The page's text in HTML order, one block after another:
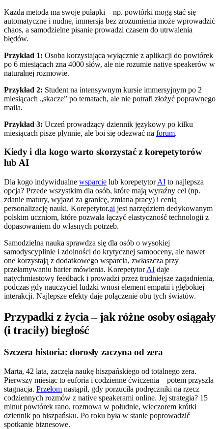
Każda metoda ma swoje pułapki – np. powtórki mogą stać się
automatyczne i nudne, immersja bez zrozumienia może wprowadzić
chaos, a samodzielne pisanie prowadzi czasem do utrwalenia
błędów.
Przykład 1: Osoba korzystająca wyłącznie z aplikacji do powtórek
po 6 miesiącach zna 4000 słów, ale nie rozumie native speakerów w
naturalnej rozmowie.
Przykład 2: Student na intensywnym kursie immersyjnym po 2
miesiącach „skacze” po tematach, ale nie potrafi złożyć poprawnego
maila.
Przykład 3: Uczeń prowadzący dziennik językowy po kilku
miesiącach pisze płynnie, ale boi się odezwać na forum.
Kiedy i dla kogo warto skorzystać z korepetytorów
lub AI
Dla kogo indywidualne wsparcie lub korepetytorAI to najlepsza
opcja? Przede wszystkim dla osób, które mają wyraźny cel (np.
zdanie matury, wyjazd za granicę, zmiana pracy) i cenią
personalizację nauki. Korepetytor.ai jest narzędziem dedykowanym
polskim uczniom, które pozwala łączyć elastyczność technologii z
dopasowaniem do własnych potrzeb.
Samodzielna nauka sprawdza się dla osób o wysokiej
samodyscyplinie i zdolności do krytycznej samooceny, ale nawet
one korzystają z dodatkowego wsparcia, zwłaszcza przy
przełamywaniu barier mówienia. KorepetytorAI daje
natychmiastowy feedback i prowadzi przez trudniejsze zagadnienia,
podczas gdy nauczyciel ludzki wnosi element empatii i głębokiej
interakcji. Najlepsze efekty daje połączenie obu tych światów.
Przypadki z życia – jak różne osoby osiągały
(i traciły) biegłość
Szczera historia: dorosły zaczyna od zera
Marta, 42 lata, zaczęła naukę hiszpańskiego od totalnego zera.
Pierwszy miesiąc to euforia i codzienne ćwiczenia – potem przyszła
stagnacja. Przełom nastąpił, gdy porzuciła podręczniki na rzecz
codziennych rozmów z native speakerami online. Jej strategia? 15
minut powtórek rano, rozmowa w południe, wieczorem krótki
dziennik po hiszpańsku. Po roku była w stanie poprowadzić
spotkanie biznesowe.